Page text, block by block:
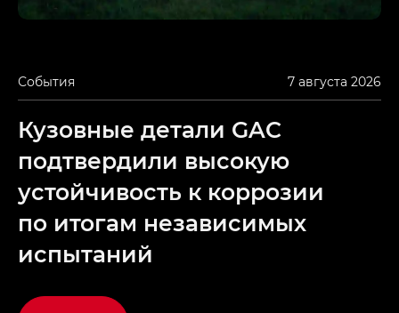
События 7 августа 2026
Кузовные детали GAC
подтвердили высокую
устойчивость к коррозии
по итогам независимых
испытаний